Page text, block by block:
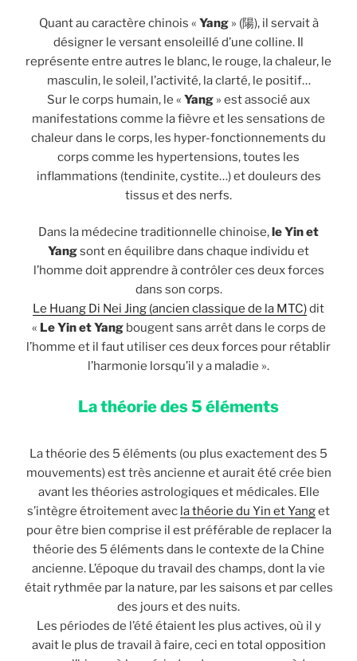
Quant au caractère chinois « Yang» (陽), il servait à
désigner le versant ensoleillé d’une colline. Il
représente entre autres le blanc, le rouge, la chaleur, le
masculin, le soleil, l’activité, la clarté, le positif…
Sur le corps humain, le « Yang » est associé aux
manifestations comme la fièvre et les sensations de
chaleur dans le corps, les hyper-fonctionnements du
corps comme les hypertensions, toutes les
inflammations (tendinite, cystite…) et douleurs des
tissus et des nerfs.
Dans la médecine traditionnelle chinoise,le Yin et
Yangsont en équilibre dans chaque individu et
l’homme doit apprendre à contrôler ces deux forces
dans son corps.
Le Huang Di Nei Jing (ancien classique de la MTC)dit
« Le Yin et Yangbougent sans arrêt dans le corps de
l’homme et il faut utiliser ces deux forces pour rétablir
l’harmonie lorsqu’il y a maladie ».
La théorie des 5 éléments
La théorie des 5 éléments (ou plus exactement des 5
mouvements) est très ancienne et aurait été crée bien
avant les théories astrologiques et médicales. Elle
s’intègre étroitement avec la théorie du Yin et Yanget
pour être bien comprise il est préférable de replacer la
théorie des 5 éléments dans le contexte de la Chine
ancienne. L’époque du travail des champs, dont la vie
était rythmée par la nature, par les saisons et par celles
des jours et des nuits.
Les périodes de l’été étaient les plus actives, où il y
avait le plus de travail à faire, ceci en total opposition